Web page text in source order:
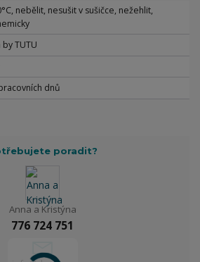
nebělit, nesušit v sušičce, nežehlit,
TUTU
dnů
poradit?
Anna a Kristýna
776 724 751